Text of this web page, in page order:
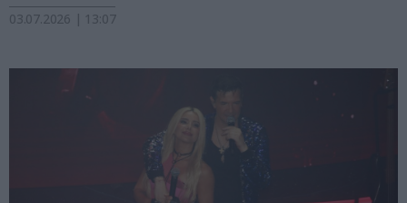
03.07.2026 | 13:07